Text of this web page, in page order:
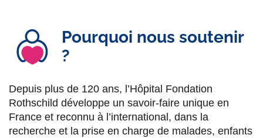
Pourquoi nous soutenir
?
Depuis plus de 120 ans, l’Hôpital Fondation
Rothschild développe un savoir-faire unique en
France et reconnu à l’international, dans la
recherche et la prise en charge de malades, enfants